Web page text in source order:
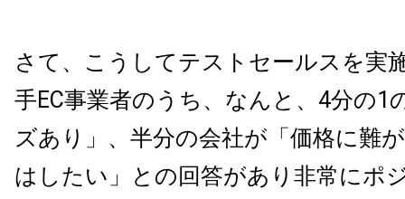
さて、こうしてテストセールスを実
手EC事業者のうち、なんと、 4分の1
ズあり」、半分の会社が「価格に難
はしたい」との回答があり非常にポ